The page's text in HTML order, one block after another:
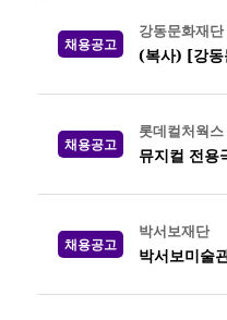
채용공고
강동문화재단
(복사) [강동
채용공고
롯데컬처웍스
뮤지컬 전용
채용공고
박서보재단
박서보미술